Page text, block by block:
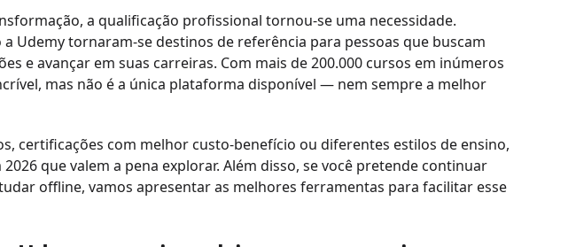
a qualificação profissional tornou-se uma necessidade.
Udemy tornaram-se destinos de referência para pessoas que buscam
e avançar em suas carreiras. Com mais de 200.000 cursos em inúmeros
mas não é a única plataforma disponível — nem sempre a melhor
certificações com melhor custo-benefício ou diferentes estilos de ensino,
que valem a pena explorar. Além disso, se você pretende continuar
offline, vamos apresentar as melhores ferramentas para facilitar esse